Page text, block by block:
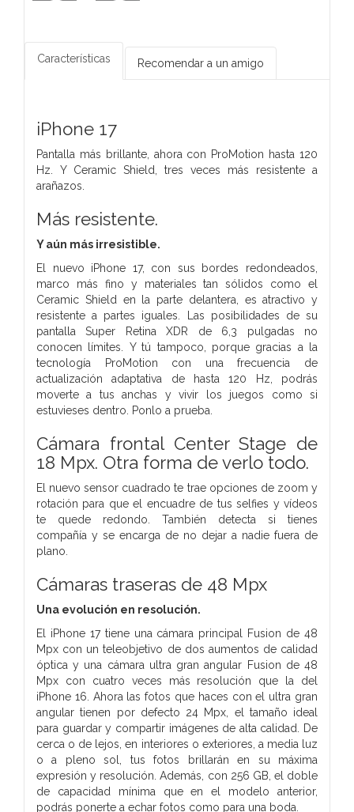
Características Recomendar a un amigo
iPhone 17
Pantalla más brillante, ahora con ProMotion hasta 120
Hz. Y Ceramic Shield, tres veces más resistente a
arañazos.
Más resistente.
Y aún más irresistible.
El nuevo iPhone 17, con sus bordes redondeados,
marco más fino y materiales tan sólidos como el
Ceramic Shield en la parte delantera, es atractivo y
resistente a partes iguales. Las posibilidades de su
pantalla Super Retina XDR de 6,3 pulgadas no
conocen límites. Y tú tampoco, porque gracias a la
tecnología ProMotion con una frecuencia de
actualización adaptativa de hasta 120 Hz, podrás
moverte a tus anchas y vivir los juegos como si
estuvieses dentro. Ponlo a prueba.
Cámara frontal Center Stage de
18 Mpx. Otra forma de verlo todo.
El nuevo sensor cuadrado te trae opciones de zoom y
rotación para que el encuadre de tus selfies y vídeos
te quede redondo. También detecta si tienes
compañía y se encarga de no dejar a nadie fuera de
plano.
Cámaras traseras de 48 Mpx
Una evolución en resolución.
El iPhone 17 tiene una cámara principal Fusion de 48
Mpx con un teleobjetivo de dos aumentos de calidad
óptica y una cámara ultra gran angular Fusion de 48
Mpx con cuatro veces más resolución que la del
iPhone 16. Ahora las fotos que haces con el ultra gran
angular tienen por defecto 24 Mpx, el tamaño ideal
para guardar y compartir imágenes de alta calidad. De
cerca o de lejos, en interiores o exteriores, a media luz
o a pleno sol, tus fotos brillarán en su máxima
expresión y resolución. Además, con 256 GB, el doble
de capacidad mínima que en el modelo anterior,
podrás ponerte a echar fotos como para una boda.